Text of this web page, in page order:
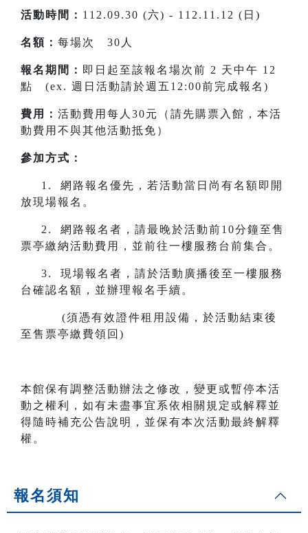
活動時間： 112.09.30 (六) - 112.11.12 (日)
名額： 每場次 30人
報名期間： 即日起至該報名場次前 2 天中午 12
點 (ex. 週日活動請於週五12:00前完成報名)
費用： 活動費用每人30元（請先購票入館，本活
動費用不與其他活動抵免）
參加方式：
1. 網路報名優先，若活動當日尚有名額即開
放現場報名。
2. 網路報名者，請最晚於活動前10分鐘至售
票亭繳納活動費用，並前往一樓服務台前集合。
3. 現場報名者，請於活動廣播後至一樓服務
台確認名額，並辦理報名手續。
(須憑有效證件租用設備，於活動結束後
至售票亭繳費領回)
本館保有調整活動辦法之修改，變更或暫停本活
動之權利，如有未盡事宜系依相關規定或解釋並
得隨時補充公告說明，並保有本次活動最終解釋
權。
報名須知